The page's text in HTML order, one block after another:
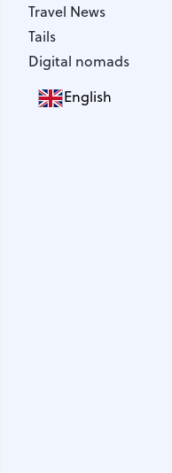
Tails
Digital nomads
Travel News
Tails
Digital nomads
English